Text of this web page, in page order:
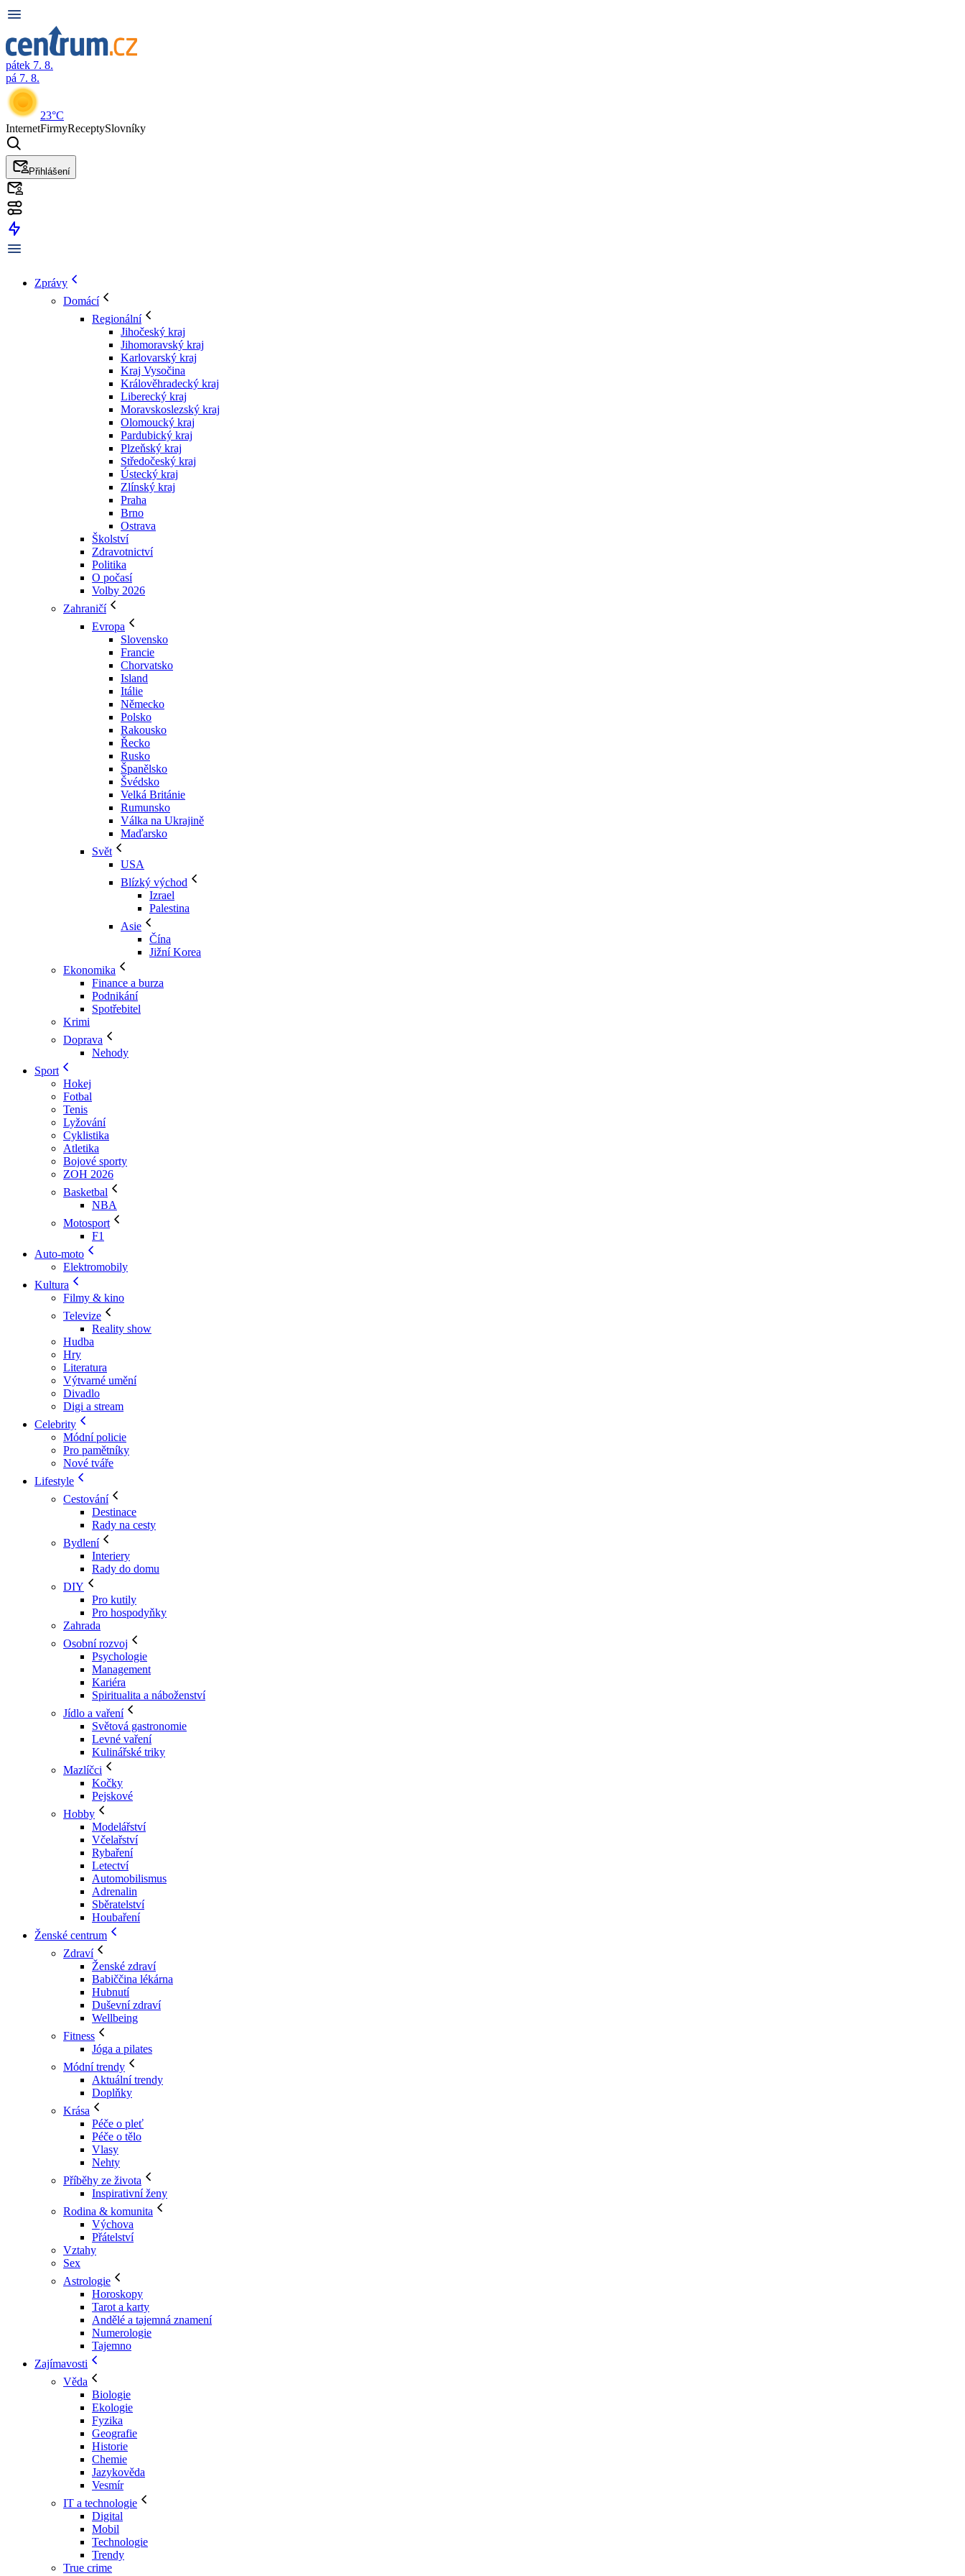
pátek 7. 8.
pá 7. 8.
23°C
InternetFirmyReceptySlovníky
Přihlášení
Zprávy
Domácí
Regionální
Jihočeský kraj
Jihomoravský kraj
Karlovarský kraj
Kraj Vysočina
Králověhradecký kraj
Liberecký kraj
Moravskoslezský kraj
Olomoucký kraj
Pardubický kraj
Plzeňský kraj
Středočeský kraj
Ústecký kraj
Zlínský kraj
Praha
Brno
Ostrava
Školství
Zdravotnictví
Politika
O počasí
Volby 2026
Zahraničí
Evropa
Slovensko
Francie
Chorvatsko
Island
Itálie
Německo
Polsko
Rakousko
Řecko
Rusko
Španělsko
Švédsko
Velká Británie
Rumunsko
Válka na Ukrajině
Maďarsko
Svět
USA
Blízký východ
Izrael
Palestina
Asie
Čína
Jižní Korea
Ekonomika
Finance a burza
Podnikání
Spotřebitel
Krimi
Doprava
Nehody
Sport
Hokej
Fotbal
Tenis
Lyžování
Cyklistika
Atletika
Bojové sporty
ZOH 2026
Basketbal
NBA
Motosport
F1
Auto-moto
Elektromobily
Kultura
Filmy & kino
Televize
Reality show
Hudba
Hry
Literatura
Výtvarné umění
Divadlo
Digi a stream
Celebrity
Módní policie
Pro pamětníky
Nové tváře
Lifestyle
Cestování
Destinace
Rady na cesty
Bydlení
Interiery
Rady do domu
DIY
Pro kutily
Pro hospodyňky
Zahrada
Osobní rozvoj
Psychologie
Management
Kariéra
Spiritualita a náboženství
Jídlo a vaření
Světová gastronomie
Levné vaření
Kulinářské triky
Mazlíčci
Kočky
Pejskové
Hobby
Modelářství
Včelařství
Rybaření
Letectví
Automobilismus
Adrenalin
Sběratelství
Houbaření
Ženské centrum
Zdraví
Ženské zdraví
Babiččina lékárna
Hubnutí
Duševní zdraví
Wellbeing
Fitness
Jóga a pilates
Módní trendy
Aktuální trendy
Doplňky
Krása
Péče o pleť
Péče o tělo
Vlasy
Nehty
Příběhy ze života
Inspirativní ženy
Rodina & komunita
Výchova
Přátelství
Vztahy
Sex
Astrologie
Horoskopy
Tarot a karty
Andělé a tajemná znamení
Numerologie
Tajemno
Zajímavosti
Věda
Biologie
Ekologie
Fyzika
Geografie
Historie
Chemie
Jazykověda
Vesmír
IT a technologie
Digital
Mobil
Technologie
Trendy
True crime